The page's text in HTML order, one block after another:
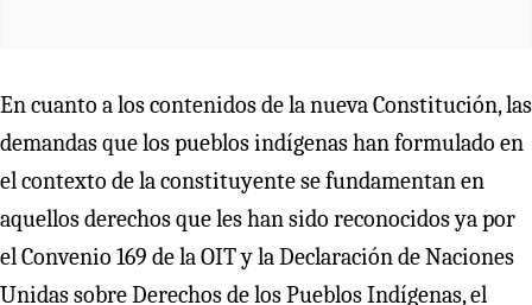
En cuanto a los contenidos de la nueva Constitución, las
demandas que los pueblos indígenas han formulado en
el contexto de la constituyente se fundamentan en
aquellos derechos que les han sido reconocidos ya por
el Convenio 169 de la OIT y la Declaración de Naciones
Unidas sobre Derechos de los Pueblos Indígenas, el